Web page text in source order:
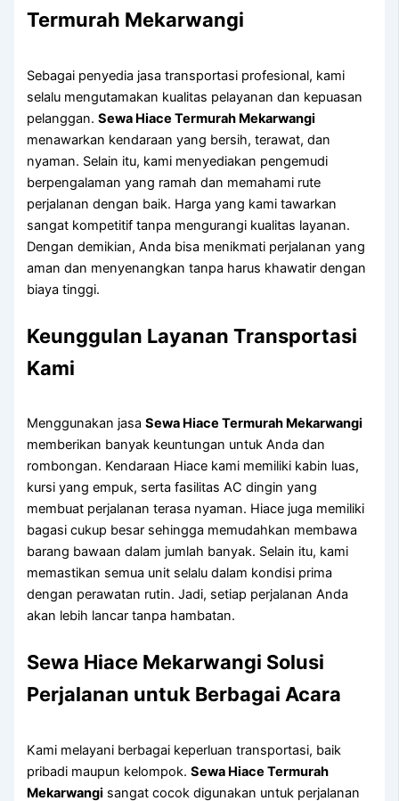
Termurah Mekarwangi
Sebagai penyedia jasa transportasi profesional, kami
selalu mengutamakan kualitas pelayanan dan kepuasan
pelanggan.Sewa Hiace Termurah Mekarwangi
menawarkan kendaraan yang bersih, terawat, dan
nyaman. Selain itu, kami menyediakan pengemudi
berpengalaman yang ramah dan memahami rute
perjalanan dengan baik. Harga yang kami tawarkan
sangat kompetitif tanpa mengurangi kualitas layanan.
Dengan demikian, Anda bisa menikmati perjalanan yang
aman dan menyenangkan tanpa harus khawatir dengan
biaya tinggi.
Keunggulan Layanan Transportasi
Kami
Menggunakan jasaSewa Hiace Termurah Mekarwangi
memberikan banyak keuntungan untuk Anda dan
rombongan. Kendaraan Hiace kami memiliki kabin luas,
kursi yang empuk, serta fasilitas AC dingin yang
membuat perjalanan terasa nyaman. Hiace juga memiliki
bagasi cukup besar sehingga memudahkan membawa
barang bawaan dalam jumlah banyak. Selain itu, kami
memastikan semua unit selalu dalam kondisi prima
dengan perawatan rutin. Jadi, setiap perjalanan Anda
akan lebih lancar tanpa hambatan.
Sewa Hiace Mekarwangi Solusi
Perjalanan untuk Berbagai Acara
Kami melayani berbagai keperluan transportasi, baik
pribadi maupun kelompok.Sewa Hiace Termurah
Mekarwangi sangat cocok digunakan untuk perjalanan